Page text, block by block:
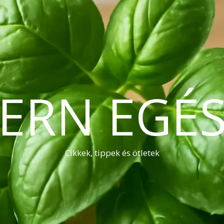
Cikkek, tippek és ötletek